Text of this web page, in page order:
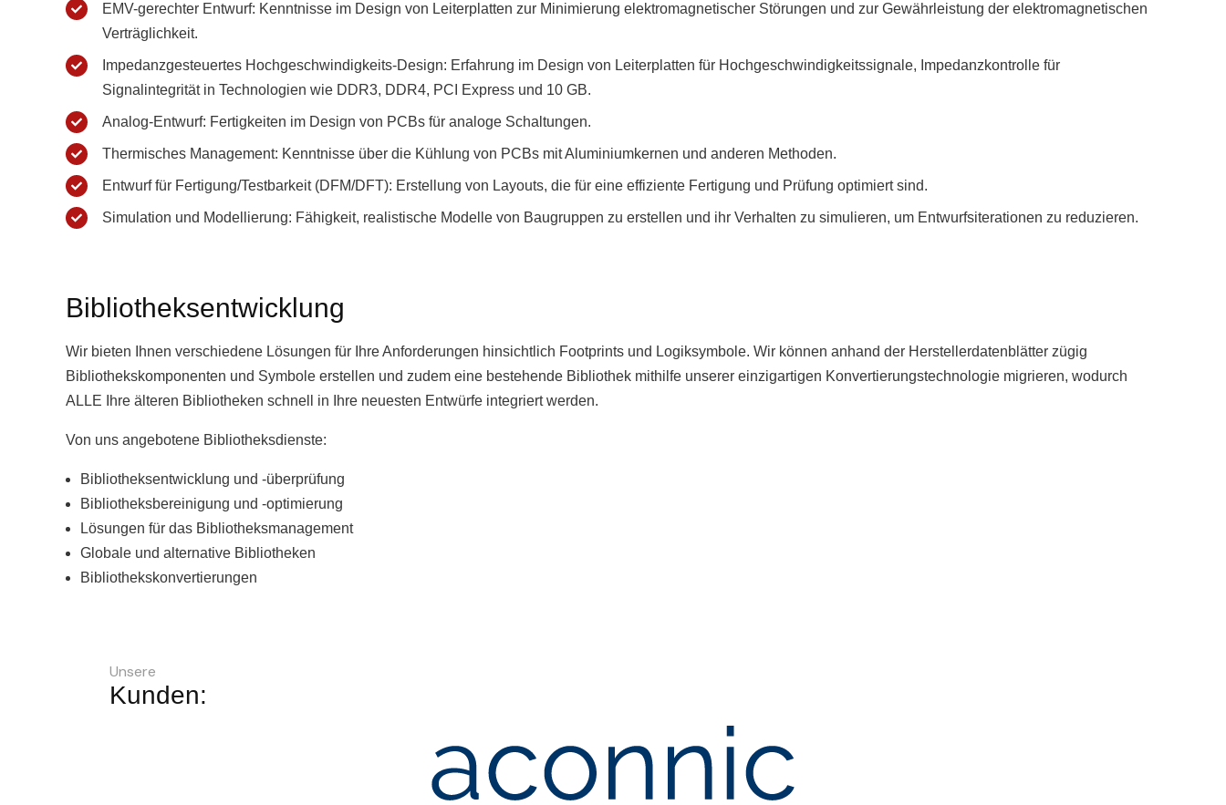
EMV-gerechter Entwurf: Kenntnisse im Design von Leiterplatten zur Minimierung elektromagnetischer Störungen und zur Gewährleistung der elektromagnetischen
Verträglichkeit.
Impedanzgesteuertes Hochgeschwindigkeits-Design: Erfahrung im Design von Leiterplatten für Hochgeschwindigkeitssignale, Impedanzkontrolle für
Signalintegrität in Technologien wie DDR3, DDR4, PCI Express und 10 GB.
Analog-Entwurf: Fertigkeiten im Design von PCBs für analoge Schaltungen.
Thermisches Management: Kenntnisse über die Kühlung von PCBs mit Aluminiumkernen und anderen Methoden.
Entwurf für Fertigung/Testbarkeit (DFM/DFT): Erstellung von Layouts, die für eine effiziente Fertigung und Prüfung optimiert sind.
Simulation und Modellierung: Fähigkeit, realistische Modelle von Baugruppen zu erstellen und ihr Verhalten zu simulieren, um Entwurfsiterationen zu reduzieren.
Bibliotheksentwicklung
Wir bieten Ihnen verschiedene Lösungen für Ihre Anforderungen hinsichtlich Footprints und Logiksymbole. Wir können anhand der Herstellerdatenblätter zügig
Bibliothekskomponenten und Symbole erstellen und zudem eine bestehende Bibliothek mithilfe unserer einzigartigen Konvertierungstechnologie migrieren, wodurch
ALLE Ihre älteren Bibliotheken schnell in Ihre neuesten Entwürfe integriert werden.
Von uns angebotene Bibliotheksdienste:
Bibliotheksentwicklung und -überprüfung
Bibliotheksbereinigung und -optimierung
Lösungen für das Bibliotheksmanagement
Globale und alternative Bibliotheken
Bibliothekskonvertierungen
Unsere
Kunden: